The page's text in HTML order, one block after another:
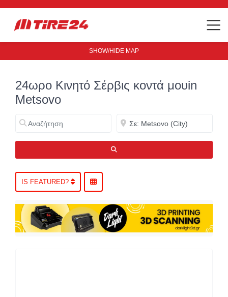
24ωρο Κινητό Σέρβις κοντά μουin
Metsovo
Αναζήτηση Κοντά
IS FEATURED?
SHOW/HIDE MAP